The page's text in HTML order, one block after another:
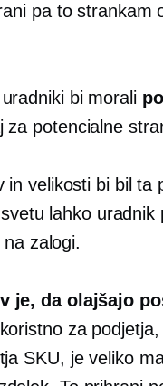
pa to strankam
bi morali
za potencialne
in velikosti bi bil ta
lahko
zalogi.
je, da olajšajo
za
SKU, je veliko